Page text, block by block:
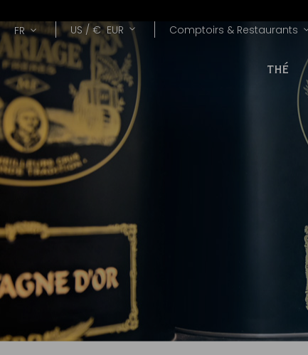
Lang
FR Devise
US /€ EUR Comptoirs & Restaurants
THÉ